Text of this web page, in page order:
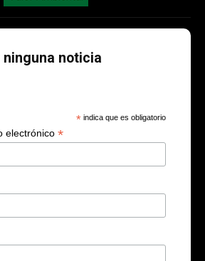
ninguna noticia
* indica que es obligatorio
electrónico *